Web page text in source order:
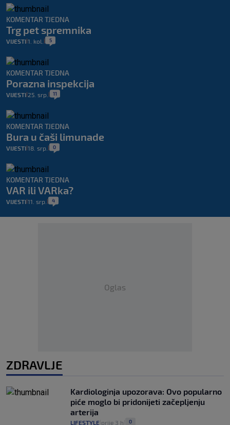
KOMENTAR TJEDNA
Trg pet spremnika
VIJESTI 1. kol. 5
KOMENTAR TJEDNA
Porazna inspekcija
VIJESTI 25. srp. 11
KOMENTAR TJEDNA
Bura u čaši limunade
VIJESTI 18. srp. 0
KOMENTAR TJEDNA
VAR ili VARka?
VIJESTI 11. srp. 4
Oglas
ZDRAVLJE
Kardiologinja upozorava: Ovo popularno
piće moglo bi pridonijeti začepljenju
arterija
LIFESTYLE prije 3 h 0